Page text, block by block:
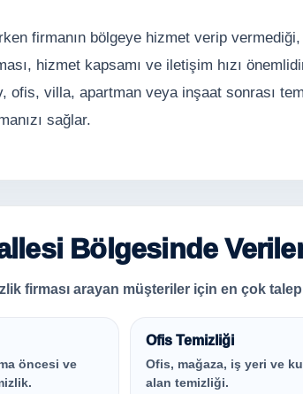
firmanın bölgeye hizmet verip
hizmet kapsamı ve iletişim hızı
ofis, villa, apartman veya inşaat sonrası
sağlar.
Bölgesinde
firması arayan müşteriler için en çok
öncesi ve
Ofis Temizliği
Ofis, mağaza, iş yeri ve
alan temizliği.